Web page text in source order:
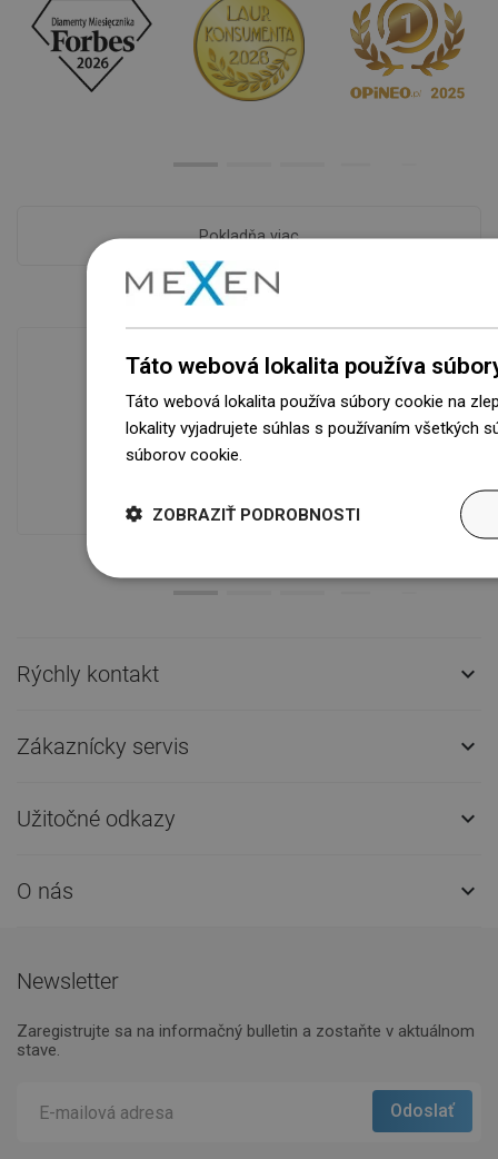
Pokladňa viac
Dostupnosť tovaru
Naše výrobky na vás čakajú v
modernom sklade.Vždy pripravený na
Rýchly kontakt 
Zákaznícky servis 
Užitočné odkazy 
O nás 
Newsletter
Zaregistrujte sa na informačný bulletin a zostaňte v aktuálnom
stave.
Táto webová lokalita používa
Táto webová lokalita používa súbory cookie na
lokality vyjadrujete súhlas s používaním všetkých
súborov cookie.
ZOBRAZIŤ PODROBNOSTI